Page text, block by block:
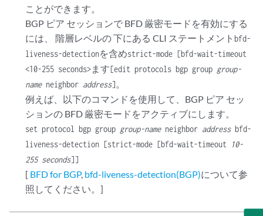
ことができます。
BGP ピア セッションで BFD 厳密モードを有効にする
には、 階層レベルの 下にある CLI ステートメントbfd-
liveness-detectionを含めstrict-mode [bfd-wait-timeout
<10-255 seconds>ます[edit protocols bgp group group-
nameneighbor address]。
例えば、以下のコマンドを使用して、BGP ピア セッ
ションの BFD 厳密モードをアクティブにします。
set protocol bgp group group-nameneighbor addressbfd-
liveness-detection [strict-mode [bfd-wait-timeout 10-
255 seconds]]
[ BFD for BGP, bfd-liveness-detection(BGP)について参
照してください。]